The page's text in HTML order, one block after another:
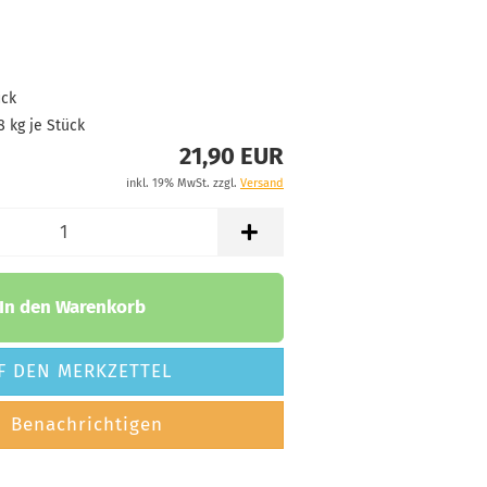
kg je Stück
21,90 EUR
inkl. 19% MwSt. zzgl. Versand
In den Warenkorb
DEN MERKZETTEL
Benachrichtigen